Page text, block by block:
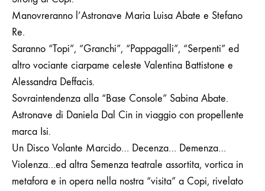
Manovreranno l’Astronave Maria Luisa Abate e Stefano
Re.
Saranno “Topi”, “Granchi”, “Pappagalli”, “Serpenti” ed
altro vociante ciarpame celeste Valentina Battistone e
Alessandra Deffacis.
Sovraintendenza alla “Base Console” Sabina Abate.
Astronave di Daniela Dal Cin in viaggio con propellente
marca Isi.
Un Disco Volante Marcido… Decenza… Demenza…
Violenza…ed altra Semenza teatrale assortita, vortica in
metafora e in opera nella nostra “visita” a Copi, rivelato